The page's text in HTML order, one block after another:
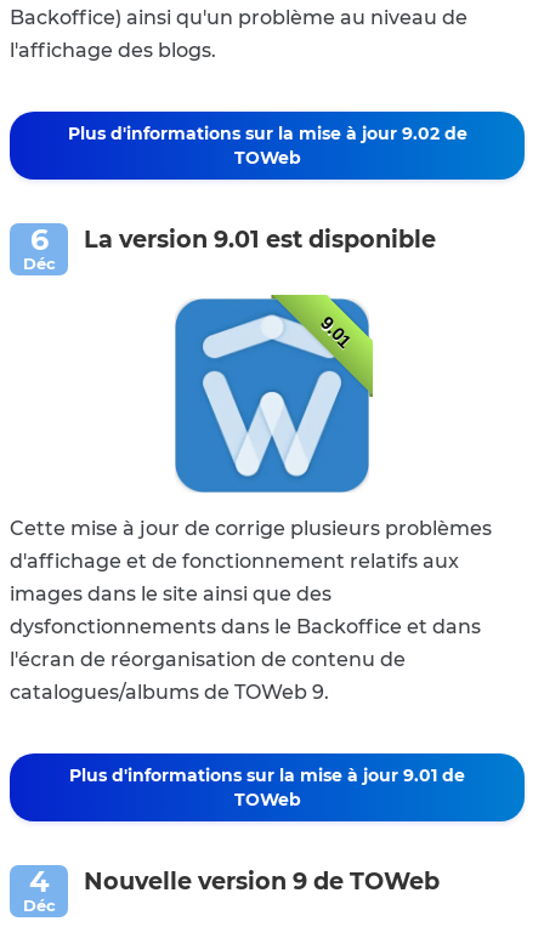
Backoffice) ainsi qu'un problème au niveau de
l'affichage des blogs.
Plus d'informations sur la mise à jour 9.02 de
TOWeb
La version 9.01 est disponible
9.01
Cette mise à jour de corrige plusieurs problèmes
d'affichage et de fonctionnement relatifs aux
images dans le site ainsi que des
dysfonctionnements dans le Backoffice et dans
l'écran de réorganisation de contenu de
catalogues/albums de TOWeb 9.
Plus d'informations sur la mise à jour 9.01 de
TOWeb
Nouvelle version 9 de TOWeb